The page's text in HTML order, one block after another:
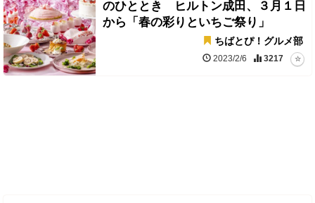
のひととき ヒルトン成田、３月１日
から「春の彩りといちご祭り」
ちばとぴ！グルメ部
2023/2/6 3217